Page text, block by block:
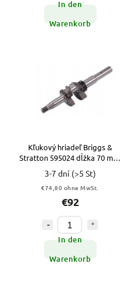
In den
Warenkorb
Kľukový hriadeľ Briggs &
Stratton 595024 dĺžka 70 mm,
pr. 22,2 mm
3-7 dní (>5 St)
€74,80 ohne MwSt.
€92
In den
Warenkorb